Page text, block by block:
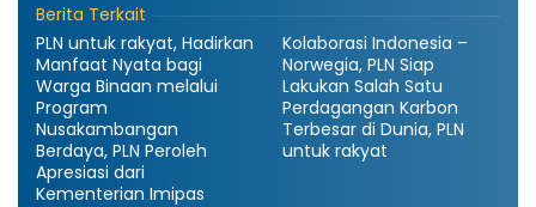
Berita Terkait
PLN untuk rakyat, Hadirkan
Manfaat Nyata bagi
Warga Binaan melalui
Program
Nusakambangan
Berdaya, PLN Peroleh
Apresiasi dari
Kementerian Imipas
Kolaborasi Indonesia –
Norwegia, PLN Siap
Lakukan Salah Satu
Perdagangan Karbon
Terbesar di Dunia, PLN
untuk rakyat